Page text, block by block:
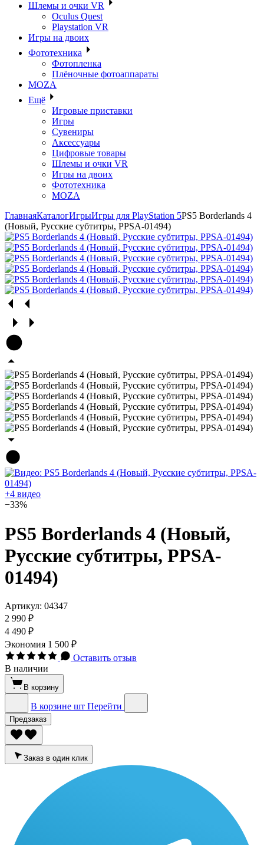
Шлемы и очки VR
Oculus Quest
Playstation VR
Игры на двоих
Фототехника
Фотопленка
Плёночные фотоаппараты
MOZA
Ещё
Игровые приставки
Игры
Сувениры
Аксессуары
Цифровые товары
Шлемы и очки VR
Игры на двоих
Фототехника
MOZA
ГлавнаяКаталогИгрыИгры для PlayStation 5PS5 Borderlands 4
(Новый, Русские субтитры, PPSA-01494)
+4 видео
−33%
PS5 Borderlands 4 (Новый,
Русские субтитры, PPSA-
01494)
Артикул: 04347
2 990 ₽
4 490 ₽
Экономия 1 500 ₽
Оставить отзыв
В наличии
В корзину
В корзине шт Перейти
Предзаказ
Заказ в один клик